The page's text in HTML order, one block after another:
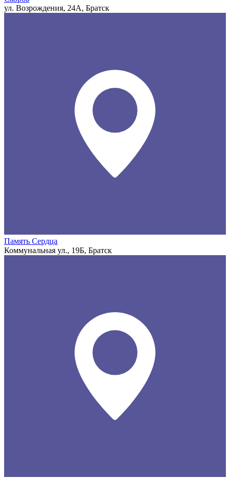
ул. Возрождения, 24А, Братск
Память Сердца
Коммунальная ул., 19Б, Братск